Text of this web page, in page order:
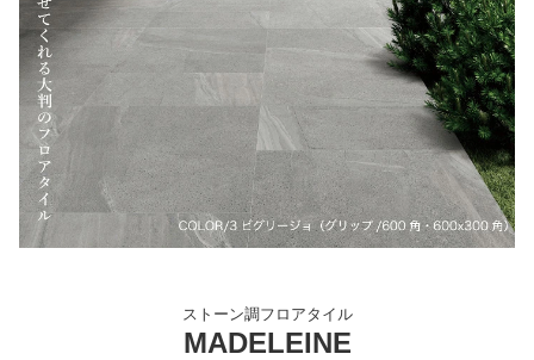
ストーン調フロアタイル
MADELEINE